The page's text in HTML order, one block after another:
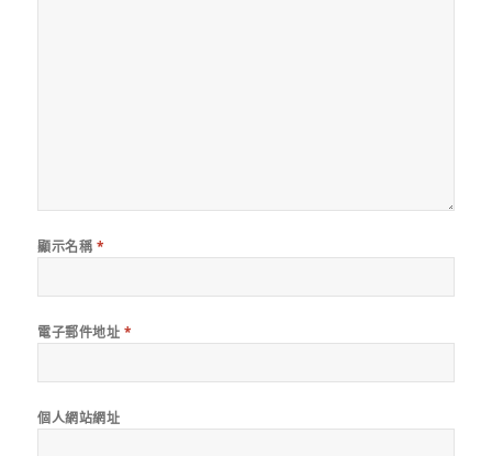
顯示名稱 *
電子郵件地址 *
個人網站網址